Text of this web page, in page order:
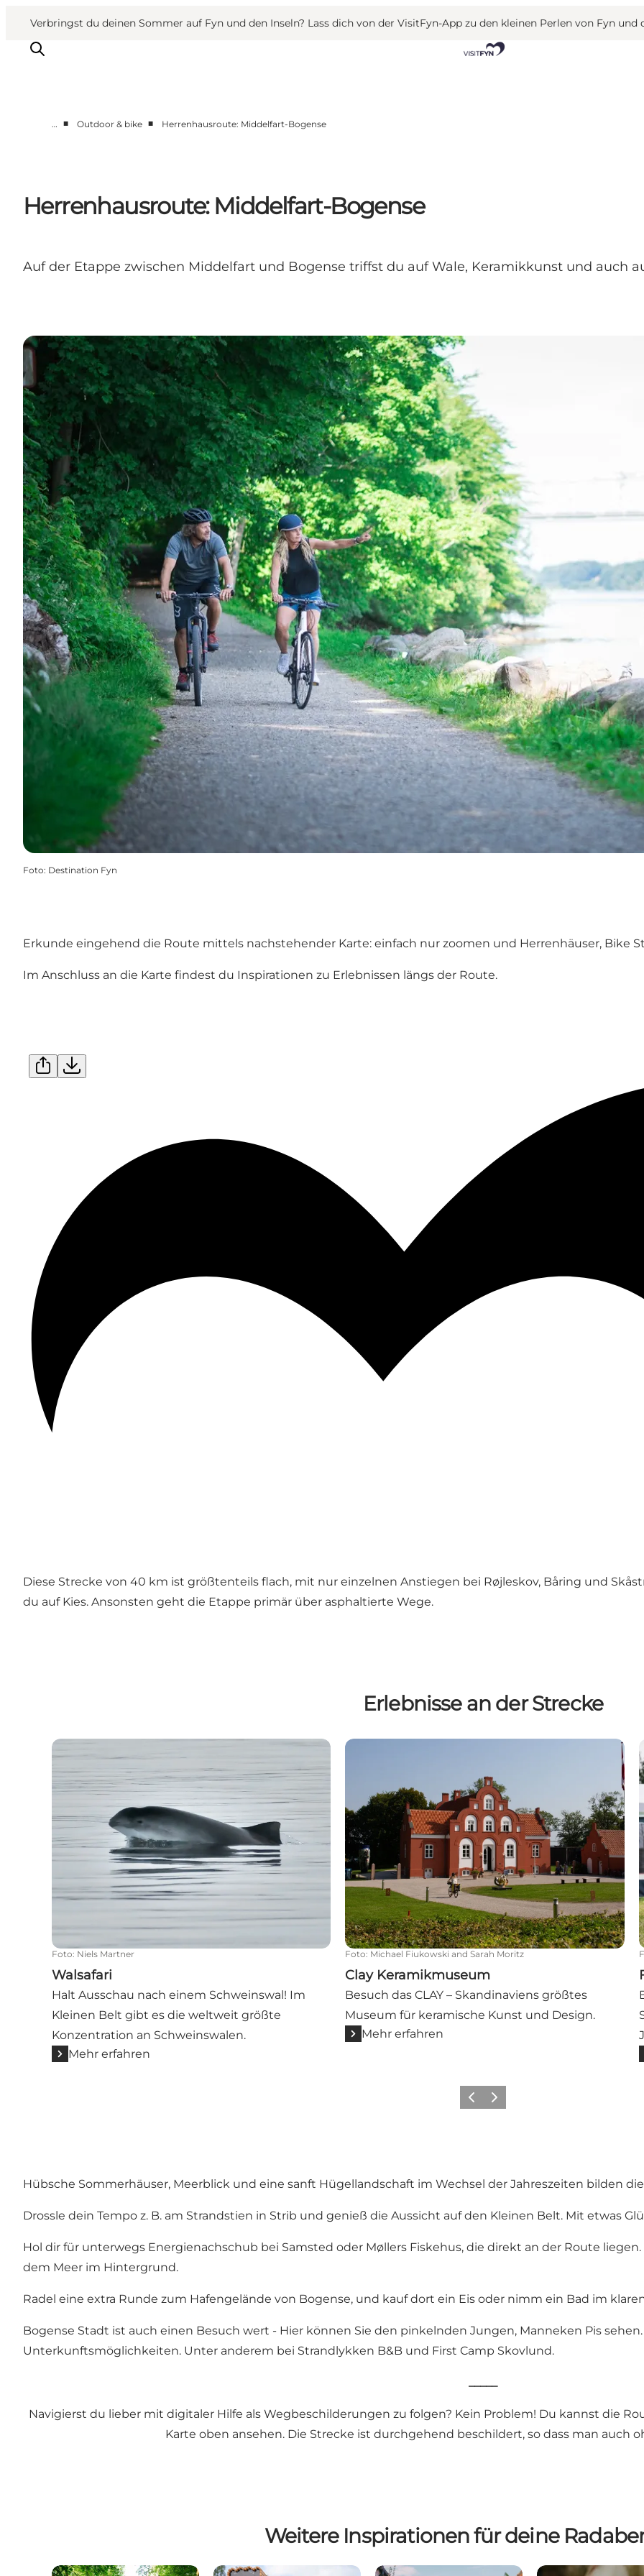
Verbringst du deinen Sommer auf Fyn und den Inseln? Lass dich von der VisitFyn-App zu den kleinen Perlen von Fyn und
Essen & trinken
Übernachtung
VisitFyn
Deutsch
… ■ Outdoor & bike ■ Herrenhausroute: Middelfart-Bogense
Herrenhausroute: Middelfart-Bogense
Auf der Etappe zwischen Middelfart und Bogense triffst du auf Wale, Keramikkunst und auch
Foto: Destination Fyn
Erkunde eingehend die Route mittels nachstehender Karte: einfach nur zoomen und Herrenhäuser, Bike
Im Anschluss an die Karte findest du Inspirationen zu Erlebnissen längs der Route.
Diese Strecke von 40 km ist größtenteils flach, mit nur einzelnen Anstiegen bei Røjleskov, Båring und
du auf Kies. Ansonsten geht die Etappe primär über asphaltierte Wege.
Erlebnisse an der Strecke
Walsafari
Foto: Niels Martner
Walsafari
Halt Ausschau nach einem Schweinswal! Im
Kleinen Belt gibt es die weltweit größte
Konzentration an Schweinswalen.
Mehr erfahren
Clay Keramikmuseum
Foto: Michael Fiukowski and Sarah Moritz
Clay Keramikmuseum
Besuch das CLAY – Skandinaviens größtes
Museum für keramische Kunst und Design.
Mehr erfahren
ZurückWeiter
Hübsche Sommerhäuser, Meerblick und eine sanft Hügellandschaft im Wechsel der Jahreszeiten bilden
Drossle dein Tempo z. B. am Strandstien in Strib und genieß die Aussicht auf den Kleinen Belt. Mit etwas
Hol dir für unterwegs Energienachschub bei Samsted oder Møllers Fiskehus, die direkt an der Route
dem Meer im Hintergrund.
Radel eine extra Runde zum Hafengelände von Bogense, und kauf dort ein Eis oder nimm ein Bad im
Bogense Stadt ist auch einen Besuch wert - Hier können Sie den pinkelnden Jungen, Manneken Pis
Unterkunftsmöglichkeiten. Unter anderem bei Strandlykken B&B und First Camp Skovlund.
Navigierst du lieber mit digitaler Hilfe als Wegbeschilderungen zu folgen? Kein Problem! Du kannst die
Karte oben ansehen. Die Strecke ist durchgehend beschildert, so dass man auch
Weitere Inspirationen für deine